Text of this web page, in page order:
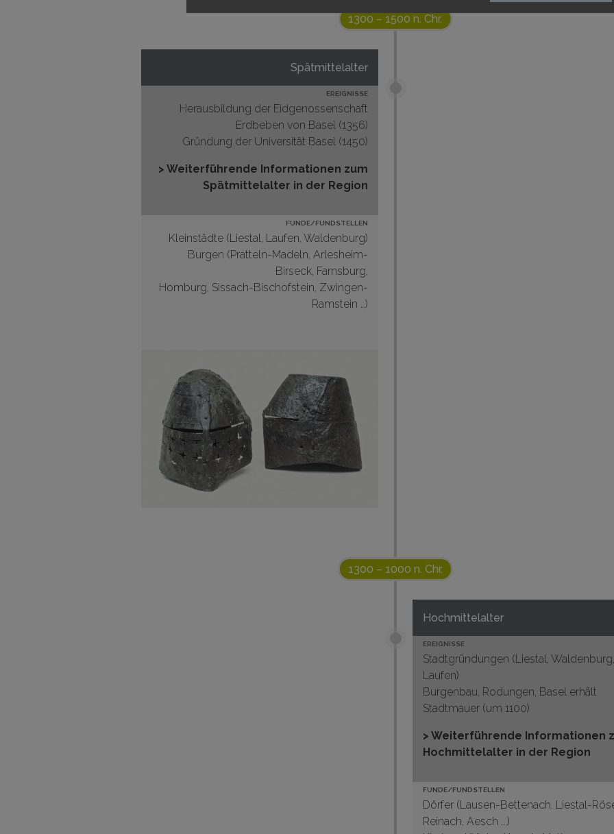
1300 – 1500 n. Chr.
Spätmittelalter
EREIGNISSE
Herausbildung der Eidgenossenschaft
Erdbeben von Basel (1356)
Gründung der Universität Basel (1450)
> Weiterführende Informationen zum
Spätmittelalter in der Region
FUNDE/FUNDSTELLEN
Kleinstädte (Liestal, Laufen, Waldenburg)
Burgen (Pratteln-Madeln, Arlesheim-
Birseck, Farnsburg,
Homburg, Sissach-Bischofstein, Zwingen-
Ramstein …)
1300 – 1000 n. Chr.
Hochmittelalter
EREIGNISSE
Stadtgründungen (Liestal, Waldenburg,
Laufen)
Burgenbau, Rodungen, Basel erhält
Stadtmauer (um 1100)
> Weiterführende Informationen
Hochmittelalter in der Region
FUNDE/FUNDSTELLEN
Dörfer (Lausen-Bettenach, Liestal-
Reinach, Aesch ...)